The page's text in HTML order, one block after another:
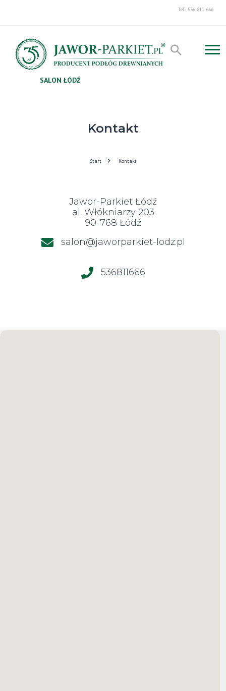
Tel.: 536 811 666
SALON ŁÓDŹ
Kontakt
Start Kontakt
Jawor-Parkiet Łódź
al. Włókniarzy 203
90-768 Łódź
salon@jaworparkiet-lodz.pl
536811666